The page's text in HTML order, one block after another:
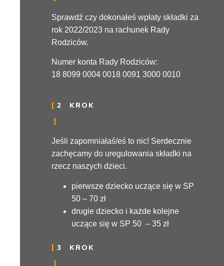
Sprawdź czy dokonałeś wpłaty składki za
rok 2022/2023 na rachunek Rady
Rodziców.
Numer konta Rady Rodziców:
18 8099 0004 0018 0091 3000 0010
2 KROK
Jeśli zapomniałaś/eś to nic! Serdecznie
zachęcamy do uregulowania składki na
rzecz naszych dzieci.
pierwsze dziecko uczące się w SP
50 – 70 zł
drugie dziecko i każde kolejne
uczące się w SP 50 – 35 zł
3 KROK